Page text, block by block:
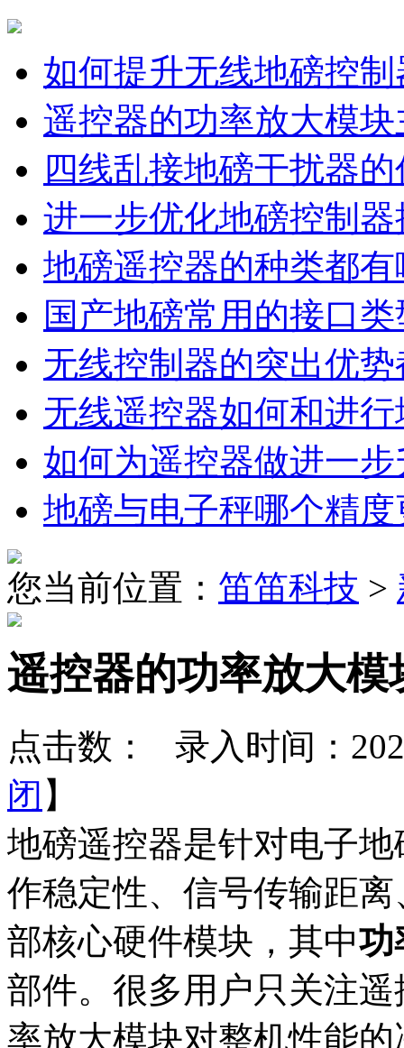
如何提升无线地磅控
遥控器的功率放大模
四线乱接地磅干扰器
进一步优化地磅控制
地磅遥控器的种类都有
国产地磅常用的接口类
无线控制器的突出优
无线遥控器如何和进
如何为遥控器做进一步
地磅与电子秤哪个精
您当前位置： 笛笛科技 >
遥控器的功率放大模
点击数：
录入时间：
闭 】
地磅遥控器是针对电子
作稳定性、信号传输距
部核心硬件模块，其中功
部件。很多用户只关注
率放大模块对整机性能